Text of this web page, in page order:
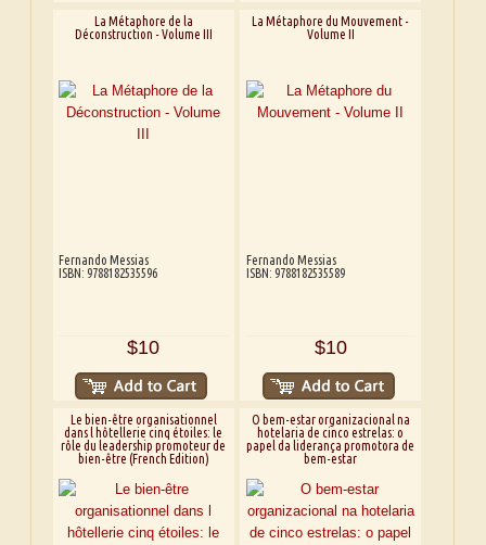
La Métaphore de la
Déconstruction - Volume III
Fernando Messias
ISBN: 9788182535596
$10
La Métaphore du Mouvement -
Volume II
Fernando Messias
ISBN: 9788182535589
$10
Le bien-être organisationnel
dans l hôtellerie cinq étoiles: le
rôle du leadership promoteur de
bien-être (French Edition)
O bem-estar organizacional na
hotelaria de cinco estrelas: o
papel da liderança promotora de
bem-estar